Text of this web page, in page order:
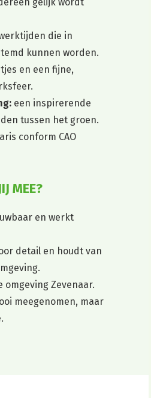
die in
kunnen worden.
en een fijne,
een inspirerende
tussen het groen.
conform CAO
MEE?
en werkt
detail en houdt van
omgeving Zevenaar.
meegenomen, maar